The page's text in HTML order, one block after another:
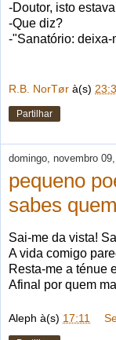
-Doutor, isto
-Que diz?
-"Sanatório: deixa-
R.B. NorTør à(s)
Partilhar
domingo, novembro
pequeno
sabes
Sai-me da vista!
A vida comigo
Resta-me a ténue
Afinal por quem
Aleph à(s) 17:11